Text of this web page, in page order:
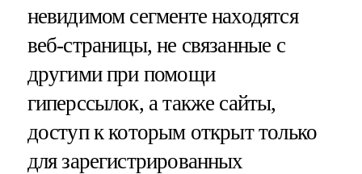
невидимом сегменте находятся
веб-страницы, не связанные с
другими при помощи
гиперссылок, а также сайты,
доступ к которым открыт только
для зарегистрированных